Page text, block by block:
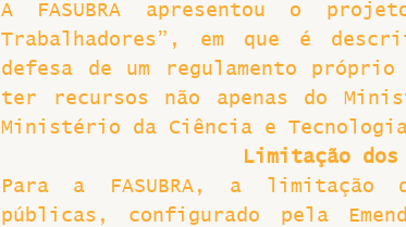
A FASUBRA apresentou o
Trabalhadores”, em que é
defesa de um regulamento
ter recursos não apenas do
Ministério da Ciência e
Limitação
Para a FASUBRA, a limitação
públicas, configurado pela